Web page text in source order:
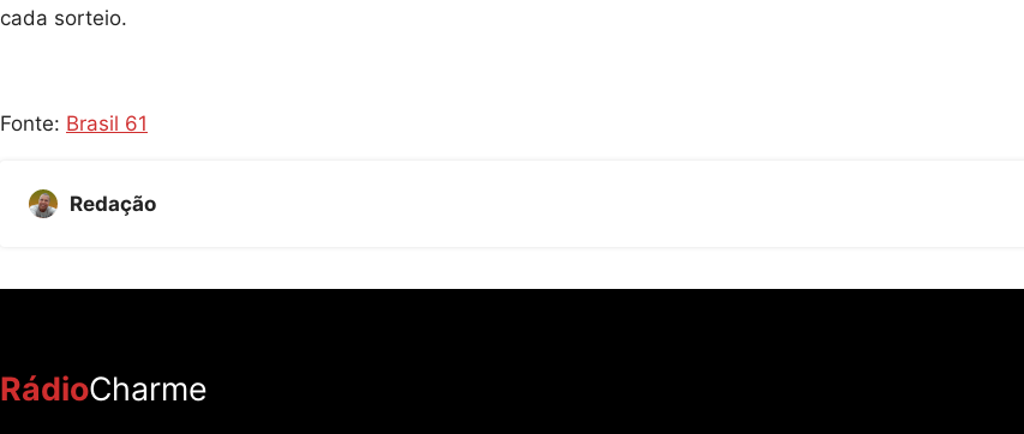
cada sorteio.
Fonte: Brasil 61
Redação
RádioCharme